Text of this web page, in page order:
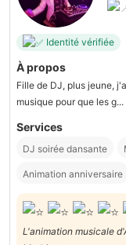
Identité vérifiée
À propos
Fille de DJ, plus jeune,
musique pour que les g...
Services
DJ soirée dansante
Animation anniversaire
L'animation musicale